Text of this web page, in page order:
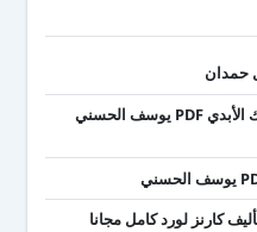
تحميل كتاب عقدك النفسية سجنك الأبدي PDF يوسف الحسني